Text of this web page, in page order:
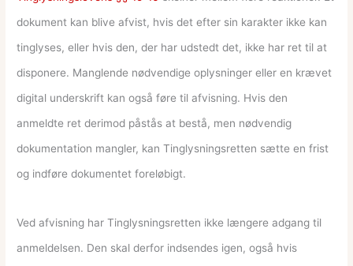
dokument kan blive afvist, hvis det efter sin karakter ikke kan
tinglyses, eller hvis den, der har udstedt det, ikke har ret til at
disponere. Manglende nødvendige oplysninger eller en krævet
digital underskrift kan også føre til afvisning. Hvis den
anmeldte ret derimod påstås at bestå, men nødvendig
dokumentation mangler, kan Tinglysningsretten sætte en frist
og indføre dokumentet foreløbigt.
Ved afvisning har Tinglysningsretten ikke længere adgang til
anmeldelsen. Den skal derfor indsendes igen, også hvis